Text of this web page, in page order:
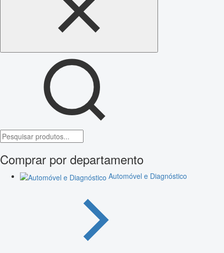
Comprar por departamento
Automóvel e Diagnóstico